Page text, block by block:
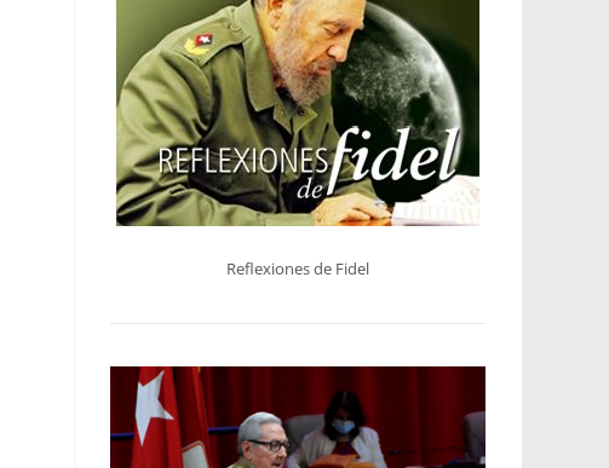
Reflexiones de Fidel